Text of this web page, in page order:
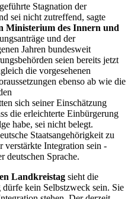
Stagnation der
sei nicht zutreffend, sagte
Ministerium des Innern und
und der
Jahren bundesweit
seien bereits jetzt
die vorgesehenen
ebenso ab wie die
sich seiner Einschätzung
die erleichterte Einbürgerung
habe, sei nicht belegt.
Staatsangehörigkeit zu
verstärkte Integration sein -
deutschen Sprache.
Landkreistag sieht die
kein Selbstzweck sein. Sie